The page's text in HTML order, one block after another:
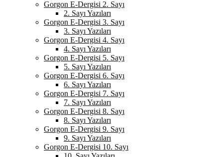
Gorgon E-Dergisi 2. Sayı
2. Sayı Yazıları
Gorgon E-Dergisi 3. Sayı
3. Sayı Yazıları
Gorgon E-Dergisi 4. Sayı
4. Sayı Yazıları
Gorgon E-Dergisi 5. Sayı
5. Sayı Yazıları
Gorgon E-Dergisi 6. Sayı
6. Sayı Yazıları
Gorgon E-Dergisi 7. Sayı
7. Sayı Yazıları
Gorgon E-Dergisi 8. Sayı
8. Sayı Yazıları
Gorgon E-Dergisi 9. Sayı
9. Sayı Yazıları
Gorgon E-Dergisi 10. Sayı